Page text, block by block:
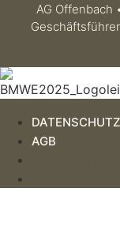
AG Offenbach
DATENSCHUTZ
AGB